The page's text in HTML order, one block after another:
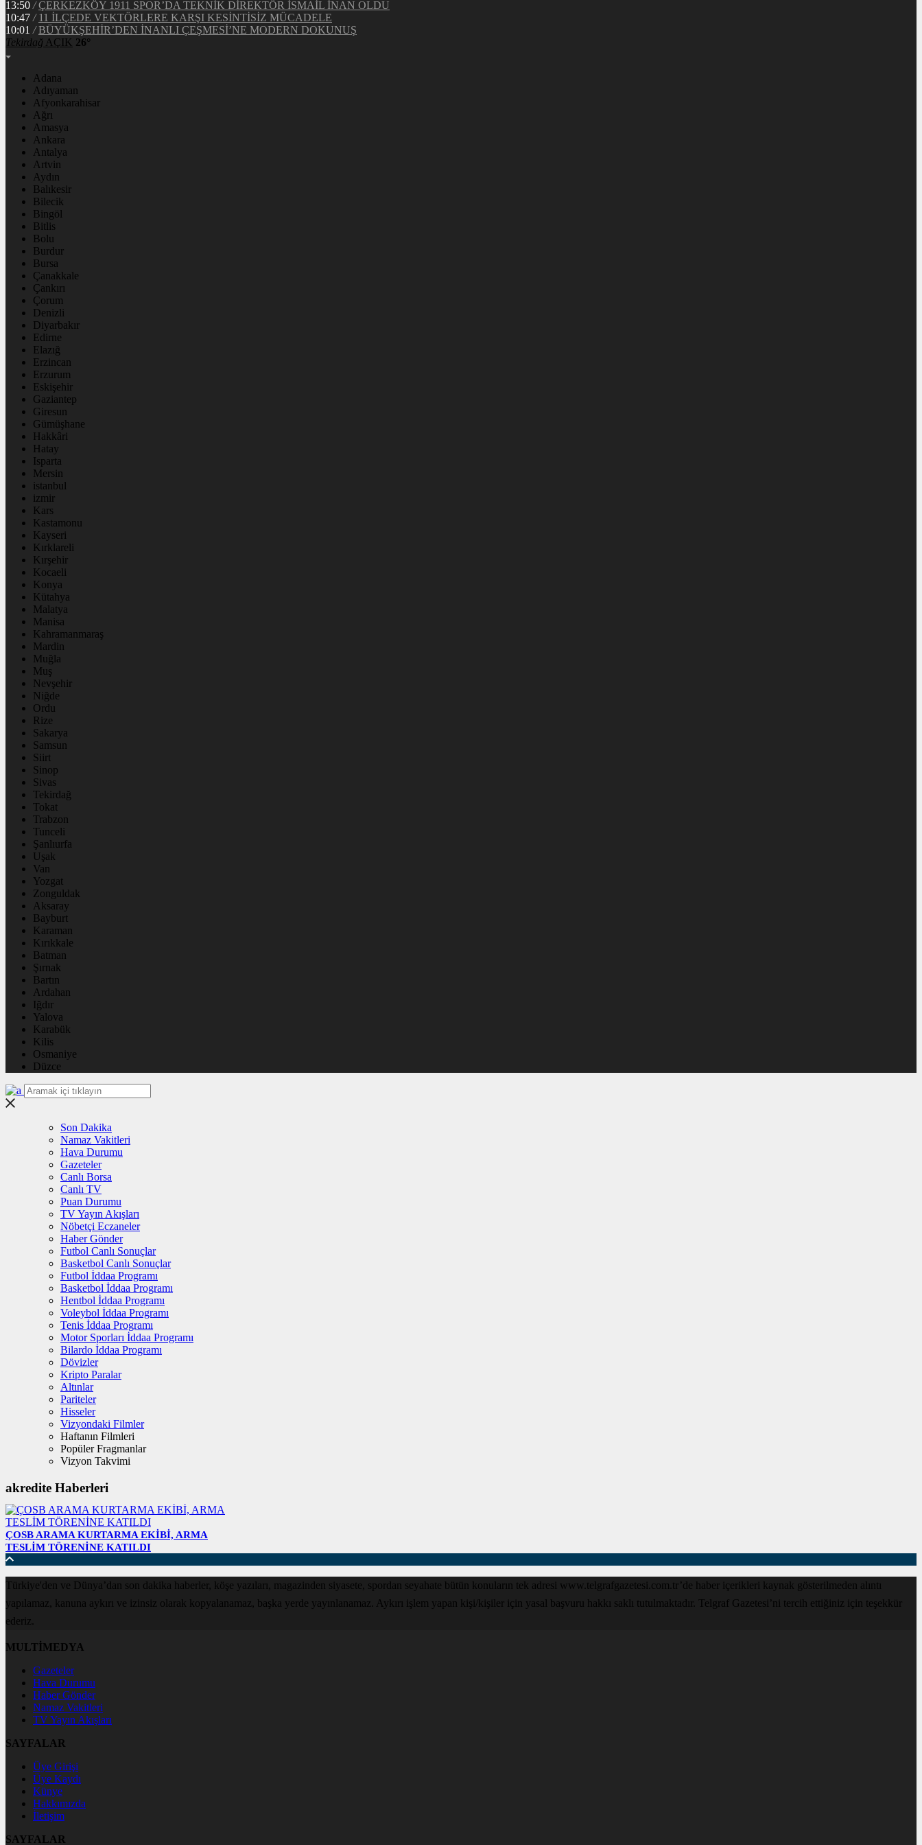
13:50 / ÇERKEZKÖY 1911 SPOR’DA TEKNİK DİREKTÖR İSMAİL İNAN OLDU
10:47 / 11 İLÇEDE VEKTÖRLERE KARŞI KESİNTİSİZ MÜCADELE
10:01 / BÜYÜKŞEHİR’DEN İNANLI ÇEŞMESİ’NE MODERN DOKUNUŞ
Tekirdağ AÇIK 26°
Adana
Adıyaman
Afyonkarahisar
Ağrı
Amasya
Ankara
Antalya
Artvin
Aydın
Balıkesir
Bilecik
Bingöl
Bitlis
Bolu
Burdur
Bursa
Çanakkale
Çankırı
Çorum
Denizli
Diyarbakır
Edirne
Elazığ
Erzincan
Erzurum
Eskişehir
Gaziantep
Giresun
Gümüşhane
Hakkâri
Hatay
Isparta
Mersin
istanbul
izmir
Kars
Kastamonu
Kayseri
Kırklareli
Kırşehir
Kocaeli
Konya
Kütahya
Malatya
Manisa
Kahramanmaraş
Mardin
Muğla
Muş
Nevşehir
Niğde
Ordu
Rize
Sakarya
Samsun
Siirt
Sinop
Sivas
Tekirdağ
Tokat
Trabzon
Tunceli
Şanlıurfa
Uşak
Van
Yozgat
Zonguldak
Aksaray
Bayburt
Karaman
Kırıkkale
Batman
Şırnak
Bartın
Ardahan
Iğdır
Yalova
Karabük
Kilis
Osmaniye
Düzce
Son Dakika
Namaz Vakitleri
Hava Durumu
Gazeteler
Canlı Borsa
Canlı TV
Puan Durumu
TV Yayın Akışları
Nöbetçi Eczaneler
Haber Gönder
Futbol Canlı Sonuçlar
Basketbol Canlı Sonuçlar
Futbol İddaa Programı
Basketbol İddaa Programı
Hentbol İddaa Programı
Voleybol İddaa Programı
Tenis İddaa Programı
Motor Sporları İddaa Programı
Bilardo İddaa Programı
Dövizler
Kripto Paralar
Altınlar
Pariteler
Hisseler
Vizyondaki Filmler
Haftanın Filmleri
Popüler Fragmanlar
Vizyon Takvimi
akredite Haberleri
ÇOSB ARAMA KURTARMA EKİBİ, ARMA
TESLİM TÖRENİNE KATILDI
Türkiye'den ve Dünya’dan son dakika haberler, köşe yazıları, magazinden siyasete, spordan seyahate bütün konuların tek adresi www.telgrafgazetesi.com.tr’de haber içerikleri kaynak gösterilmeden alıntı
yapılamaz, kanuna aykırı ve izinsiz olarak kopyalanamaz, başka yerde yayınlanamaz. Aykırı işlem yapan kişi/kişiler için yasal başvuru hakkı saklı tutulmaktadır. Telgraf Gazetesi’ni tercih ettiğiniz için teşekkür
ederiz.
MULTİMEDYA
Gazeteler
Hava Durumu
Haber Gönder
Namaz Vakitleri
TV Yayın Akışları
SAYFALAR
Üye Girişi
Üye Kaydı
Künye
Hakkımızda
İletişim
SAYFALAR